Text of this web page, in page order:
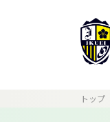
トップ